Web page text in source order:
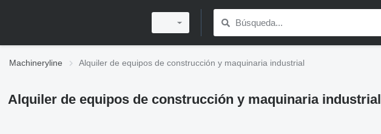
Machineryline Alquiler de equipos de construcción y maquinaria industrial
Alquiler de equipos de construcción y maquinaria industrial